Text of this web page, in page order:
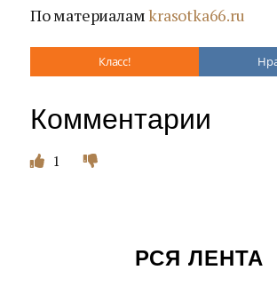
По материаламkrasotka66.ru
Класс!
Комментарии
1
РСЯ ЛЕНТА